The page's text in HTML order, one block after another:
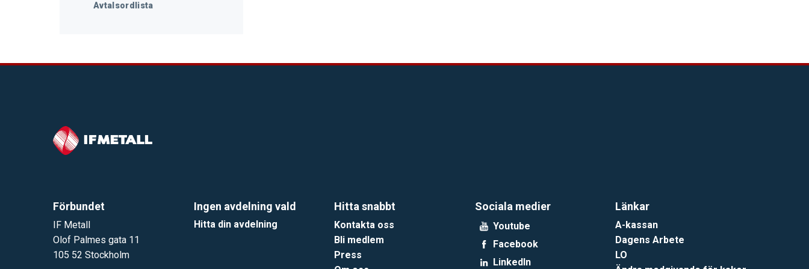
Avtalsordlista
Förbundet
IF Metall
Olof Palmes gata 11
105 52 Stockholm
Ingen avdelning vald
Hitta din avdelning
Hitta snabbt
Kontakta oss
Bli medlem
Press
Sociala medier
Youtube
Facebook
LinkedIn
Länkar
A-kassan
Dagens Arbete
LO